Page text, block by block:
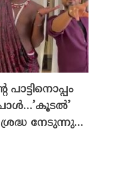
നേടുന്നു…